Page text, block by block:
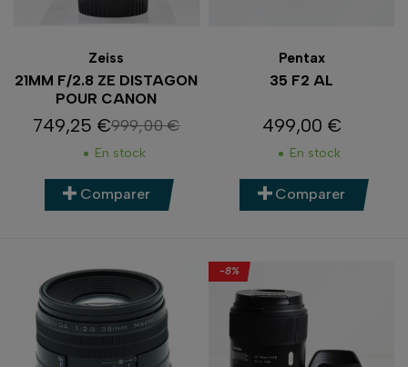
Zeiss
21MM F/2.8 ZE DISTAGON
POUR CANON
Prix
749,25 €Prix de base
999,00 €
En stock
Comparer
Pentax
35 F2 AL
Prix
499,00 €
En stock
Comparer
-8%